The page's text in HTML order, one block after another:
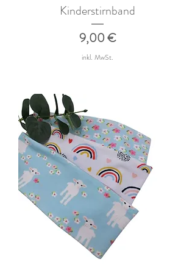
Kinderstirnband
Preis
9,00 €
inkl. MwSt.